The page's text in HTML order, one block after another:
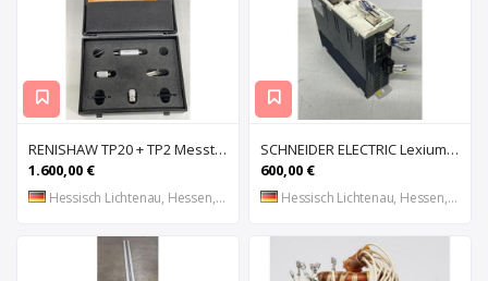
RENISHAW TP20 + TP2 Messtaster für Messmaschine, Messkopf, Probe Kit,
1.600,00 €
Hessisch Lichtenau, Hessen, DE
SCHNEIDER ELECTRIC Lexium 32 LXM32MU90M2 AC-Servoantrieb, Servoregler, Antriebsregler, Serv
600,00 €
Hessisch Lichtenau, Hessen, DE